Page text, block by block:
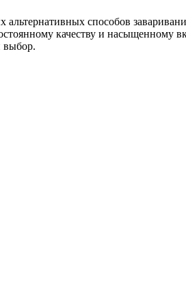
альтернативных способов
качеству и насыщенному
выбор.